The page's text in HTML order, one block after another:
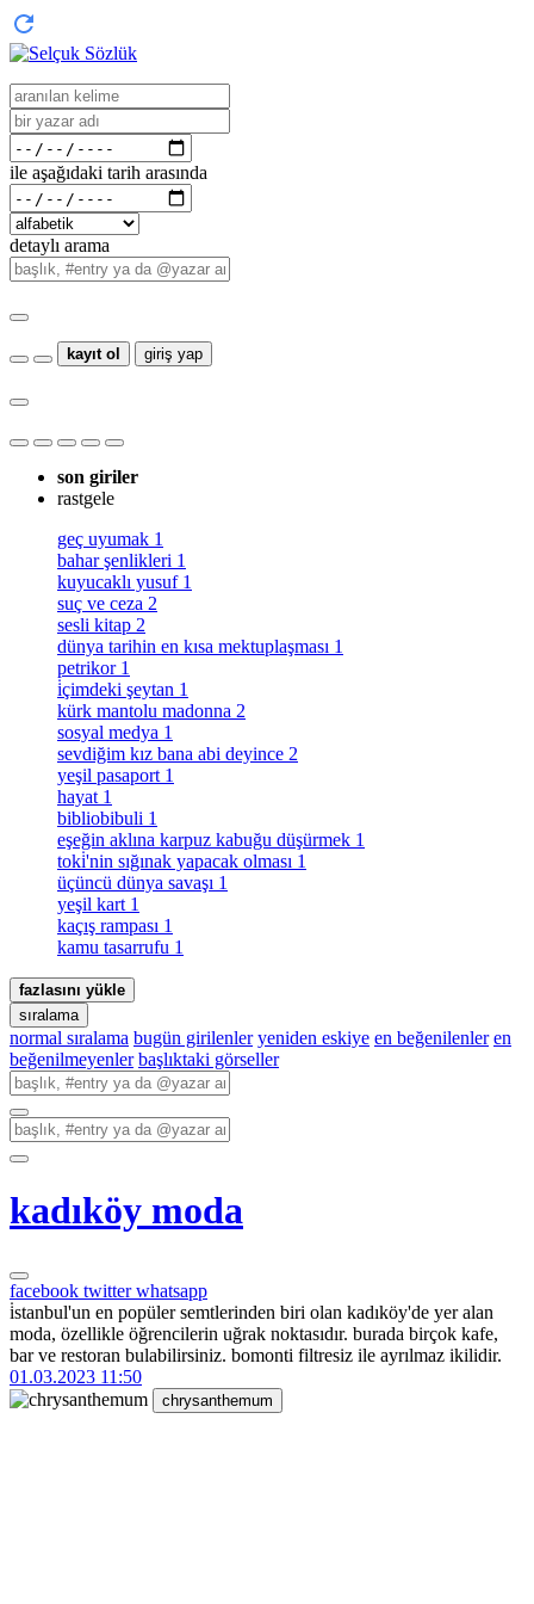
ile aşağıdaki tarih arasında
detaylı arama
kayıt ol giriş yap
son giriler
rastgele
geç uyumak 1
bahar şenlikleri 1
kuyucaklı yusuf 1
suç ve ceza 2
sesli kitap 2
dünya tarihin en kısa mektuplaşması 1
petrikor 1
i̇çimdeki şeytan 1
kürk mantolu madonna 2
sosyal medya 1
sevdiğim kız bana abi deyince 2
yeşil pasaport 1
hayat 1
bibliobibuli 1
eşeğin aklına karpuz kabuğu düşürmek 1
toki̇'nin sığınak yapacak olması 1
üçüncü dünya savaşı 1
yeşil kart 1
kaçış rampası 1
kamu tasarrufu 1
fazlasını yükle
sıralama
normal sıralama bugün girilenler yeniden eskiye en beğenilenler en
beğenilmeyenler başlıktaki görseller
kadıköy moda
facebook twitterwhatsapp
i̇stanbul'un en popüler semtlerinden biri olan kadıköy'de yer alan
moda, özellikle öğrencilerin uğrak noktasıdır. burada birçok kafe,
bar ve restoran bulabilirsiniz. bomonti filtresiz ile ayrılmaz ikilidir.
01.03.2023 11:50
chrysanthemum